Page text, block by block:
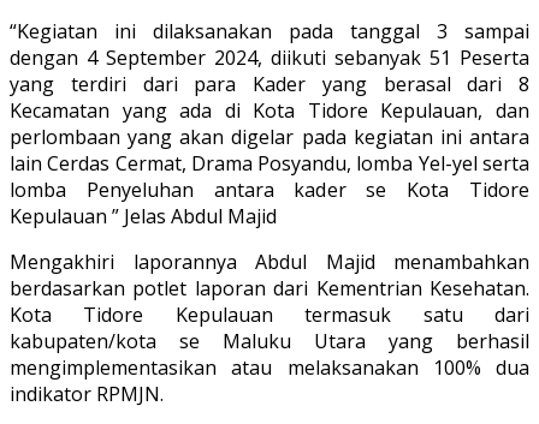
“Kegiatan ini dilaksanakan pada tanggal 3 sampai
dengan 4 September 2024, diikuti sebanyak 51 Peserta
yang terdiri dari para Kader yang berasal dari 8
Kecamatan yang ada di Kota Tidore Kepulauan, dan
perlombaan yang akan digelar pada kegiatan ini antara
lain Cerdas Cermat, Drama Posyandu, lomba Yel-yel serta
lomba Penyeluhan antara kader se Kota Tidore
Kepulauan ” Jelas Abdul Majid
Mengakhiri laporannya Abdul Majid menambahkan
berdasarkan potlet laporan dari Kementrian Kesehatan.
Kota Tidore Kepulauan termasuk satu dari
kabupaten/kota se Maluku Utara yang berhasil
mengimplementasikan atau melaksanakan 100% dua
indikator RPMJN.